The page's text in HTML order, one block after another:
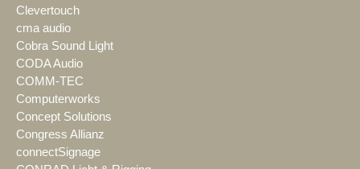
Clevertouch
cma audio
Cobra Sound Light
CODA Audio
COMM-TEC
Computerworks
Concept Solutions
Congress Allianz
connectSignage